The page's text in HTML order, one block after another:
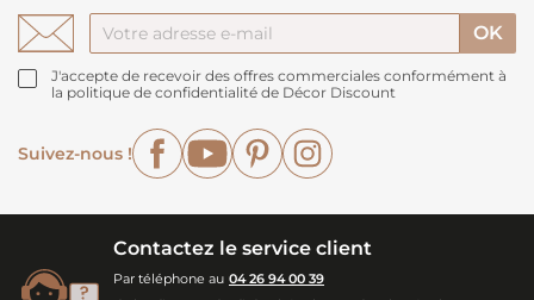
J'accepte de recevoir des offres commerciales conformément à
la politique de confidentialité de Décor Discount
Suivez-nous !
FacebookYouTubePinterest
Contactez le service client
Par téléphone au 04 26 94 00 39